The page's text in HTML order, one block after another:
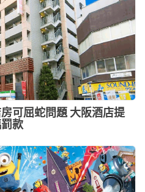
可屈蛇問題 大阪酒店提
款